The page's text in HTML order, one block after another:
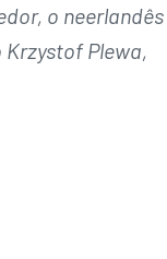
o neerlandês
Plewa,